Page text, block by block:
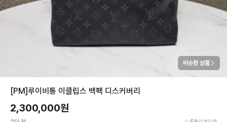
비슷한 상품
[PM]루이비통 이클립스 백팩 디스커버리
2,300,000원